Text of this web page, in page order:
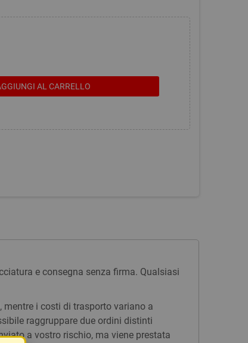
AL CARRELLO
e consegna senza firma. Qualsiasi
i costi di trasporto variano a
raggruppare due ordini distinti
a vostro rischio, ma viene prestata